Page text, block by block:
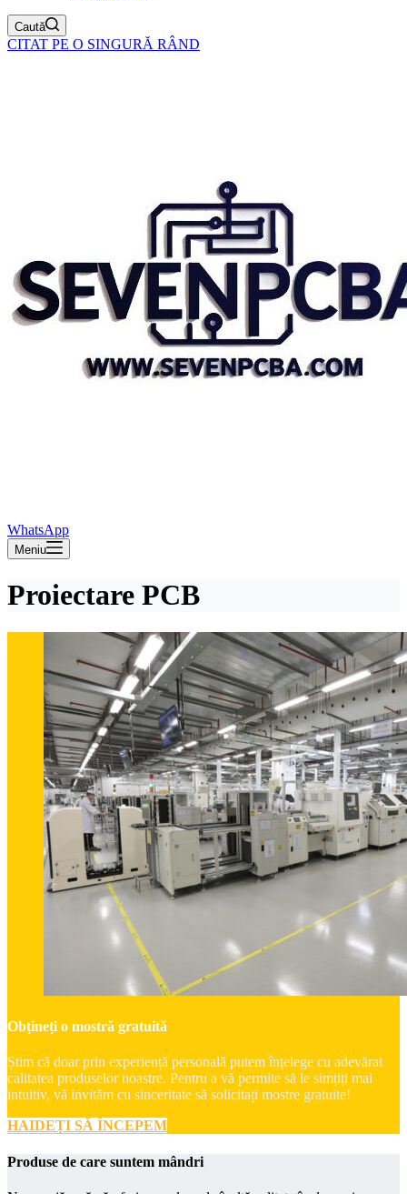
Caută
CITAT PE O SINGURĂ RÂND
WhatsApp
Meniu
Proiectare PCB
Obțineți o mostră gratuită
Știm că doar prin experiență personală putem înțelege cu adevărat
calitatea produselor noastre. Pentru a vă permite să le simțiți mai
intuitiv, vă invităm cu sinceritate să solicitați mostre gratuite!
HAIDEȚI SĂ ÎNCEPEM
Produse de care suntem mândri